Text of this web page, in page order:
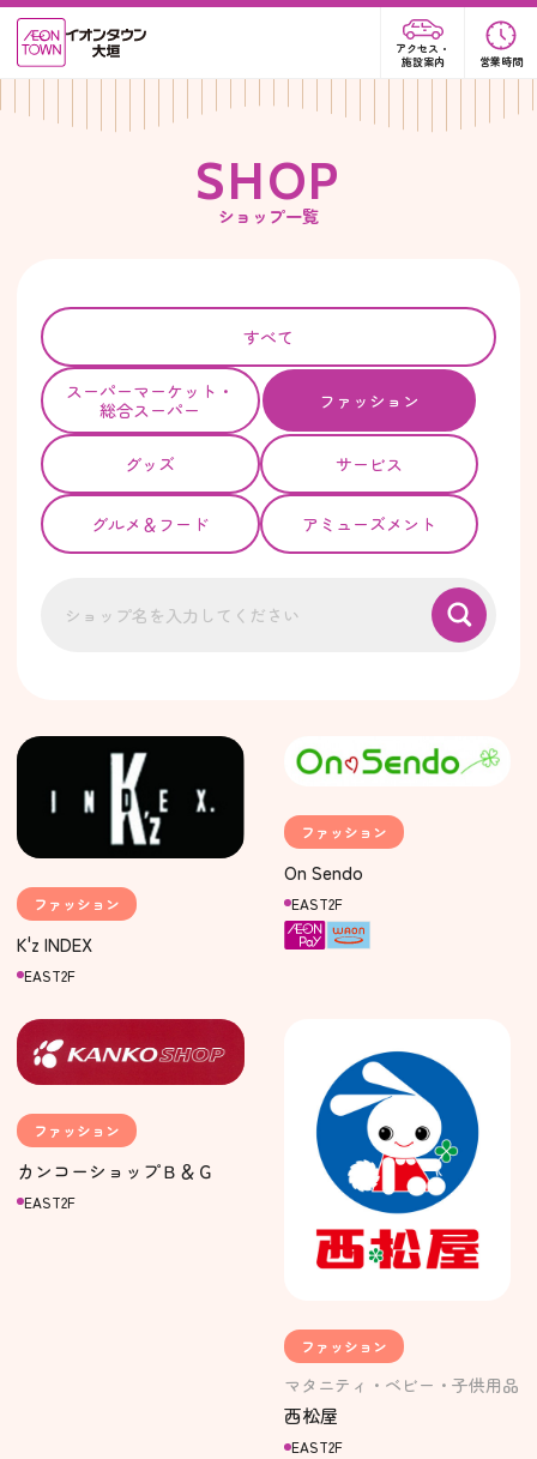
アクセス・
施設案内
営業時間
SHOP
ショップ一覧
すべて
スーパーマーケット・
総合スーパー
ファッション
グッズ サービス
グルメ＆フード アミューズメント
ファッション
K'z INDEX
EAST2F
ファッション
On Sendo
EAST2F
ファッション
カンコーショップＢ＆Ｇ
EAST2F
ファッション
マタニティ・ベビー・子供用品
西松屋
EAST2F